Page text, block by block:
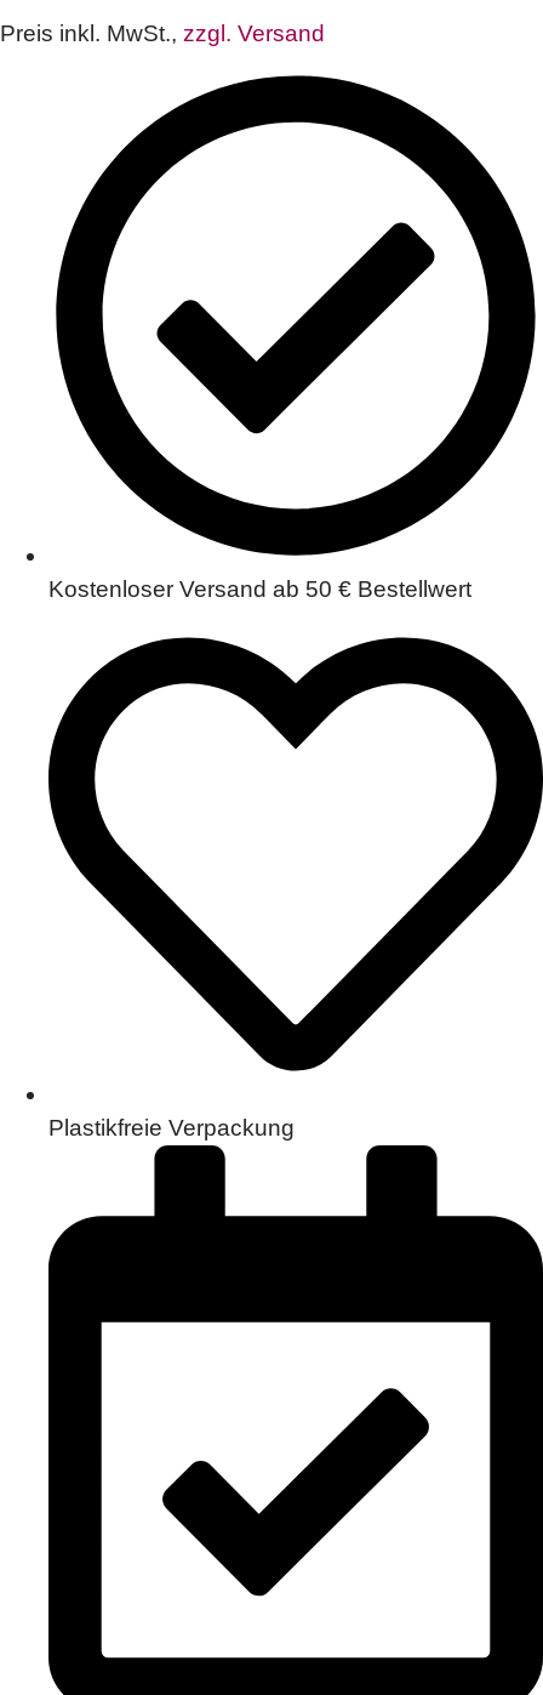
Preis inkl. MwSt., zzgl. Versand
Kostenloser Versand ab 50 € Bestellwert
Plastikfreie Verpackung